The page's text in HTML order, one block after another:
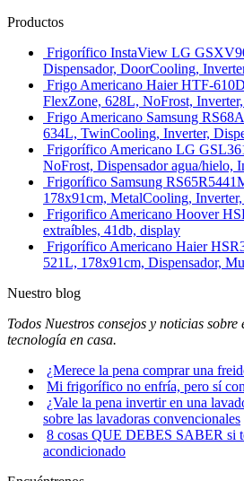
Productos
Frigorífico InstaView LG
Dispensador, DoorCooling,
Frigo Americano Haier HTF-
FlexZone, 628L, NoFrost,
Frigo Americano Samsung
634L, TwinCooling, Inverter,
Frigorífico Americano LG
NoFrost, Dispensador agua/hielo,
Frigorífico Samsung
178x91cm, MetalCooling,
Frigorifico Americano Hoover
extraíbles, 41db, display
Frigorífico Americano Haier
521L, 178x91cm, Dispensador,
Nuestro blog
Todos Nuestros consejos y noticias sobre
tecnología en casa.
¿Merece la pena comprar una
Mi frigorífico no enfría, pero sí
¿Vale la pena invertir en una
sobre las lavadoras convencionales
8 cosas QUE DEBES SABER si
acondicionado